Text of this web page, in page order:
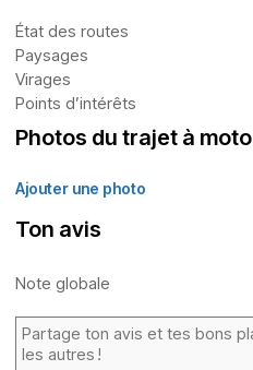
État des routes
Paysages
Virages
Points d’intérêts
Photos du trajet à moto
Ajouter une photo
Ton avis
Note globale